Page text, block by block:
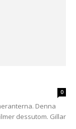
0
Denna
dessutom. Gillar